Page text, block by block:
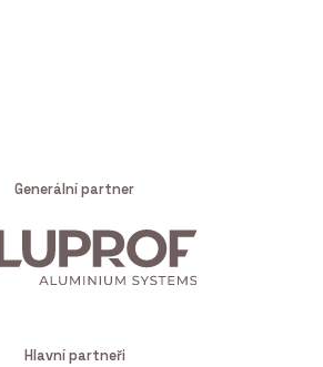
Generální partner
Hlavní partneři